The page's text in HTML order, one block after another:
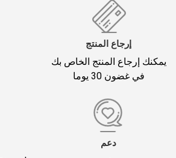
إرجاع المنتج
يمكنك إرجاع المنتج الخاص بك
في غضون 30 يوما
دعم